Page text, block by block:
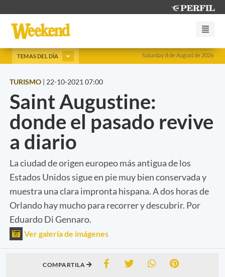
Saturday 8 de August de 2026
TEMAS DEL DÍA
TURISMO | 22-10-2021 07:00
Saint Augustine:
donde el pasado revive
a diario
La ciudad de origen europeo más antigua de los
Estados Unidos sigue en pie muy bien conservada y
muestra una clara impronta hispana. A dos horas de
Orlando hay mucho para recorrer y descubrir. Por
Eduardo Di Gennaro.
Ver galería de imágenes
COMPARTILA